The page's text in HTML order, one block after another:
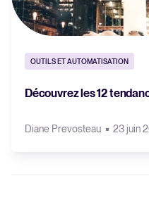
OUTILS ET AUTOMATISATION
Découvrez les 12
Diane Prevosteau 23 juin